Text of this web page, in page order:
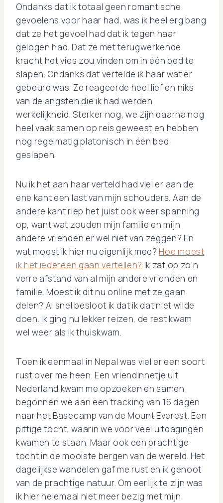
Ondanks dat ik totaal geen romantische
gevoelens voor haar had, was ik heel erg bang
dat ze het gevoel had dat ik tegen haar
gelogen had. Dat ze met terugwerkende
kracht het vies zou vinden om in één bed te
slapen. Ondanks dat vertelde ik haar wat er
gebeurd was. Ze reageerde heel lief en niks
van de angsten die ik had werden
werkelijkheid. Sterker nog, we zijn daarna nog
heel vaak samen op reis geweest en hebben
nog regelmatig platonisch in één bed
geslapen.
Nu ik het aan haar verteld had viel er aan de
ene kant een last van mijn schouders. Aan de
andere kant riep het juist ook weer spanning
op, want wat zouden mijn familie en mijn
andere vrienden er wel niet van zeggen? En
wat moest ik hier nu eigenlijk mee? Hoe moest
ik het iedereen gaan vertellen? Ik zat op zo’n
verre afstand van al mijn andere vrienden en
familie. Moest ik dit nu online met ze gaan
delen? Al snel besloot ik dat ik dat niet wilde
doen. Ik ging nu lekker reizen, de rest kwam
wel weer als ik thuiskwam.
Toen ik eenmaal in Nepal was viel er een soort
rust over me heen. Een vriendinnetje uit
Nederland kwam me opzoeken en samen
begonnen we aan een tracking van 16 dagen
naar het Basecamp van de Mount Everest. Een
pittige tocht, waarin we voor veel uitdagingen
kwamen te staan. Maar ook een prachtige
tocht in de mooiste bergen van de wereld. Het
dagelijkse wandelen gaf me rust en ik genoot
van de prachtige natuur. Om eerlijk te zijn was
ik hier helemaal niet meer bezig met mijn